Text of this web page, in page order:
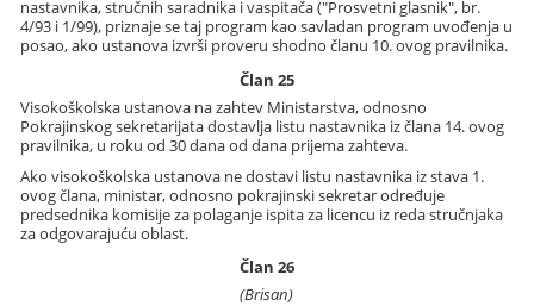
nastavnika, stručnih saradnika i vaspitača ("Prosvetni glasnik", br.
4/93 i 1/99), priznaje se taj program kao savladan program uvođenja u
posao, ako ustanova izvrši proveru shodno članu 10. ovog pravilnika.
Član 25
Visokoškolska ustanova na zahtev Ministarstva, odnosno
Pokrajinskog sekretarijata dostavlja listu nastavnika iz člana 14. ovog
pravilnika, u roku od 30 dana od dana prijema zahteva.
Ako visokoškolska ustanova ne dostavi listu nastavnika iz stava 1.
ovog člana, ministar, odnosno pokrajinski sekretar određuje
predsednika komisije za polaganje ispita za licencu iz reda stručnjaka
za odgovarajuću oblast.
Član 26
(Brisan)